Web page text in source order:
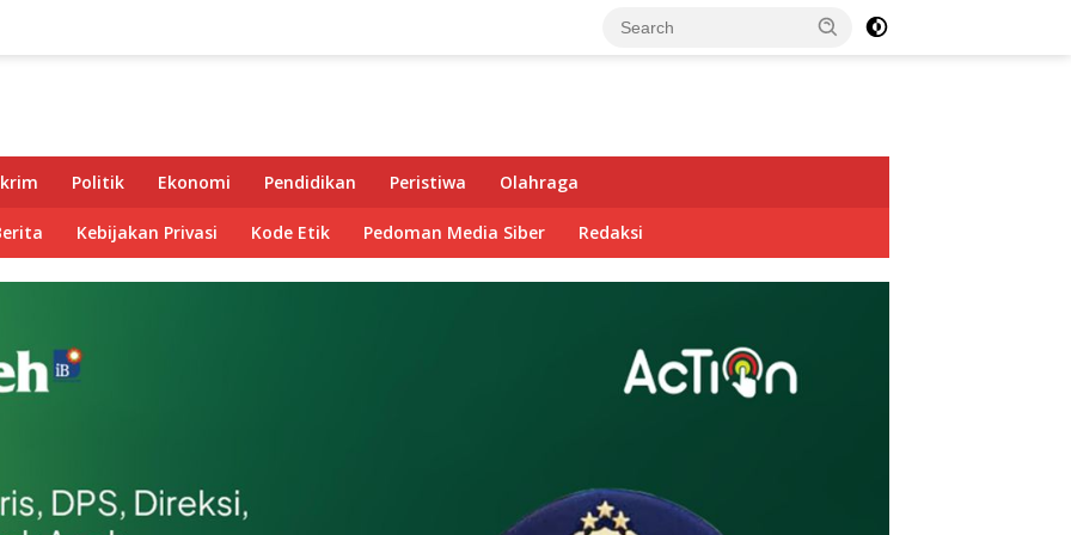
Politik Ekonomi Pendidikan Peristiwa Olahraga
Kebijakan Privasi Kode Etik Pedoman Media Siber Redaksi